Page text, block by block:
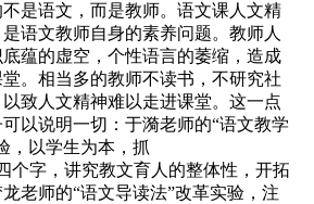
是语文，而是教师。语文课人文精
语文教师自身的素养问题。教师人
蕴的虚空，个性语言的萎缩，造成
。相当多的教师不读书，不研究社
致人文精神难以走进课堂。这一点
以说明一切：于漪老师的“语文教学
，以学生为本，抓
个字，讲究教文育人的整体性，开拓
老师的“语文导读法”改革实验，注